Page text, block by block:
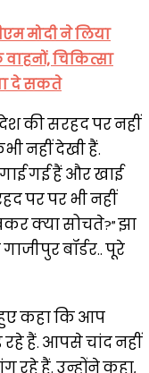
मोदी ने लिया
चिकित्सा
दे सकते
की सरहद पर नहीं
नहीं देखी हैं.
गई हैं और खाई
पर पर भी नहीं
क्या सोचते?” झा
बॉर्डर.. पूरे
कहा कि आप
हैं. आपसे चांद नहीं
रहे हैं. उन्होंने कहा,